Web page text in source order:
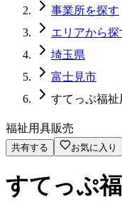
事業所を探す
エリアから探
埼玉県
富士見市
すてっぷ福
福祉用具販売
共有する お気に入り
すてっぷ